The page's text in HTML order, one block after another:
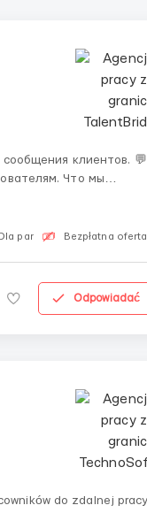
Что мы
график. 📈
Dla par Bezpłatna oferta
Odpowiadać
do zdalnej